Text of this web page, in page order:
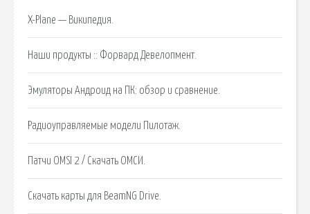
X-Plane — Википедия.
Наши продукты :: Форвард Девелопмент.
Эмуляторы Андроид на ПК: обзор и сравнение.
Радиоуправляемые модели Пилотаж.
Патчи OMSI 2 / Скачать ОМСИ.
Скачать карты для BeamNG Drive.